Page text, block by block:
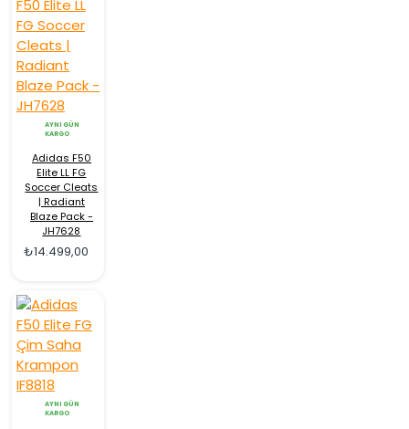
AYNI GÜN
KARGO
Adidas F50
Elite LL FG
Soccer Cleats
| Radiant
Blaze Pack -
JH7628
₺14.499,00
AYNI GÜN
KARGO